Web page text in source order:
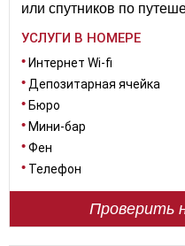
или спутников по
УСЛУГИ В НОМЕРЕ
Интернет Wi-fi
Депозитарная ячейка
Бюро
Мини-бар
Фен
Телефон
Проверить